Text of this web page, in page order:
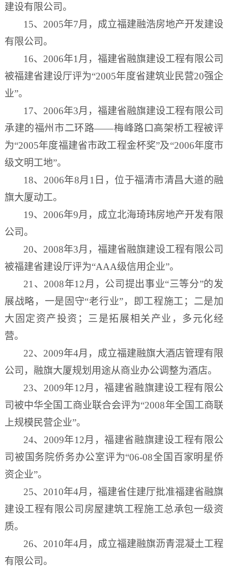
建设有限公司。
15、2005年7月，成立福建融浩房地产开发建设
有限公司。
16、2006年1月，福建省融旗建设工程有限公司
被福建省建设厅评为“2005年度省建筑业民营20强企
业”。
17、2006年3月，福建省融旗建设工程有限公司
承建的福州市二环路——梅峰路口高架桥工程被评
为“2005年度福建省市政工程金杯奖”及“2006年度市
级文明工地”。
18、2006年8月1日，位于福清市清昌大道的融
旗大厦动工。
19、2006年9月，成立北海琦玮房地产开发有限
公司。
20、2008年3月，福建省融旗建设工程有限公司
被福建省建设厅评为“AAA级信用企业”。
21、2008年12月，公司提出事业“三等分”的发
展战略，一是固守“老行业”，即工程施工；二是加
大固定资产投资；三是拓展相关产业，多元化经
营。
22、2009年4月，成立福建融旗大酒店管理有限
公司 ，融旗大厦规划用途从商业办公调整为酒店。
23、2009年12月，福建省融旗建设工程有限公
司被中华全国工商业联合会评为“2008年全国工商联
上规模民营企业”。
24、2009年12月，福建省融旗建设工程有限公
司被国务院侨务办公室评为“06-08全国百家明星侨
资企业”。
25、2010年4月，福建省住建厅批准福建省融旗
建设工程有限公司房屋建筑工程施工总承包一级资
质。
26、2010年4月，成立福建融旗沥青混凝土工程
有限公司。